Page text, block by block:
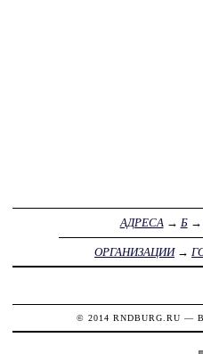
АДРЕСА→ Б→
ОРГАНИЗАЦИИ→
© 2014 RNDBURG.RU —